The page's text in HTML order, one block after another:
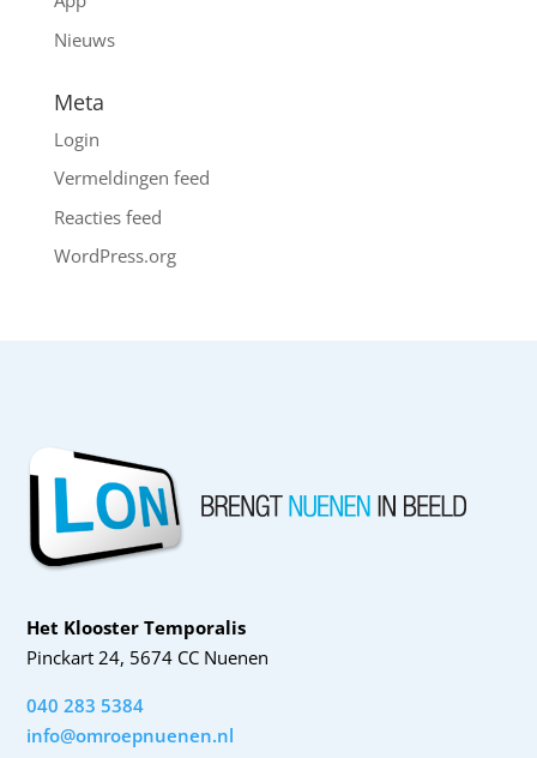
Nieuws
Meta
Login
Vermeldingen feed
Reacties feed
WordPress.org
Het Klooster Temporalis
Pinckart 24, 5674 CC Nuenen
040 283 5384
info@omroepnuenen.nl